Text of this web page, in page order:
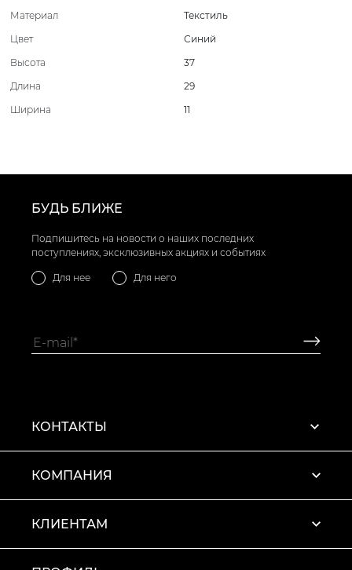
Материал
Текстиль
Цвет
Синий
Высота
37
Длина
29
Ширина
11
БУДЬ БЛИЖЕ
Подпишитесь на новости о наших последних
поступлениях, эксклюзивных акциях и событиях
Для нее Для него
КОНТАКТЫ
КОМПАНИЯ
КЛИЕНТАМ